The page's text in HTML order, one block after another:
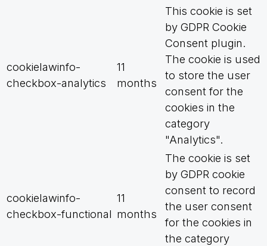
cookielawinfo-
checkbox-analytics
11
months
This cookie is set
by GDPR Cookie
Consent plugin.
The cookie is used
to store the user
consent for the
cookies in the
category
"Analytics".
cookielawinfo-
checkbox-functional
11
months
The cookie is set
by GDPR cookie
consent to record
the user consent
for the cookies in
the category